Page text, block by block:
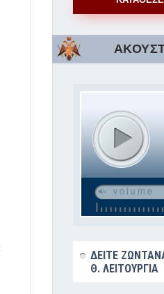
ΔΕΙΤΕ
Θ. ΛΕΙΤΟΥΡΓΙΑ